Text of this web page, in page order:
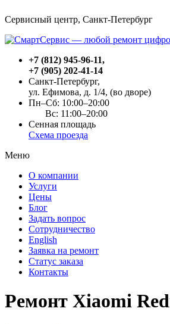
Сервисный центр, Cанкт-Петербург
+7 (812) 945-96-11,
+7 (905) 202-41-14
Санкт-Петербург,
ул. Ефимова, д. 1/4, (во дворе)
Пн–Сб: 10:00–20:00
Вс: 11:00–20:00
Сенная площадь
Схема проезда
Меню
О компании
Услуги
Цены
Блог
Задать вопрос
Сотрудничество
English
Заявка на ремонт
Статус заказа
Контакты
Ремонт Xiaomi